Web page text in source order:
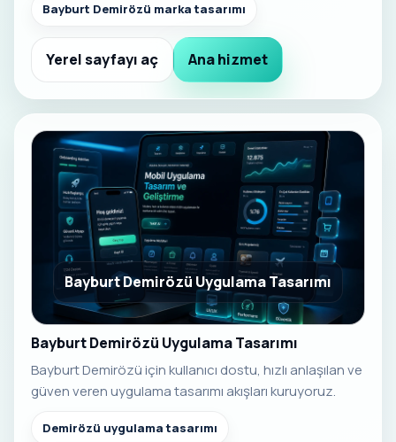
Bayburt Demirözü marka tasarımı
Yerel sayfayı aç Ana hizmet
Bayburt Demirözü Uygulama Tasarımı
Bayburt Demirözü Uygulama Tasarımı
Bayburt Demirözü için kullanıcı dostu, hızlı anlaşılan ve
güven veren uygulama tasarımı akışları kuruyoruz.
Demirözü uygulama tasarımı